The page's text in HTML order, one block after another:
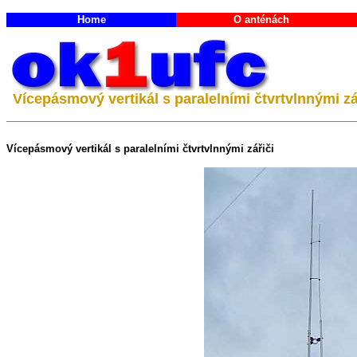
Home O anténách
Vícepásmový vertikál s paralelními čtvrtvlnnými
Vícepásmový vertikál s paralelními čtvrtvlnnými zářiči